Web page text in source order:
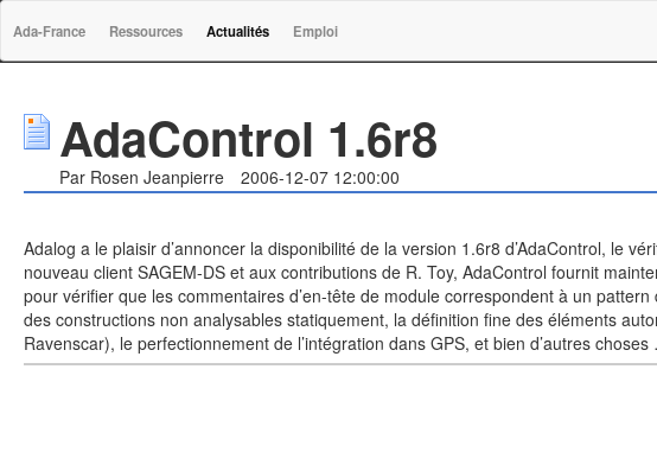
Ada-France Ressources Actualités Emploi
AdaControl 1.6r8
Par Rosen Jeanpierre 2006-12-07 12:00:00
Adalog a le plaisir d’annoncer la disponibilité de la version 1.6r8 d’AdaControl, le
nouveau client SAGEM-DS et aux contributions de R. Toy, AdaControl fournit
pour vérifier que les commentaires d’en-tête de module correspondent à un
des constructions non analysables statiquement, la définition fine des éléments
Ravenscar), le perfectionnement de l’intégration dans GPS, et bien d’autres